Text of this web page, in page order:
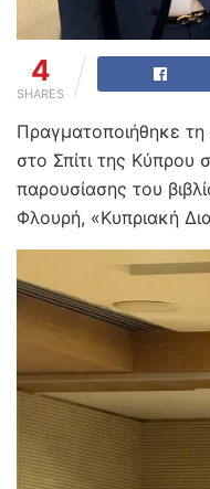
4
SHARES
Πραγματοποιήθηκε
στο Σπίτι της
παρουσίασης του
Φλουρή, «Κυπριακή